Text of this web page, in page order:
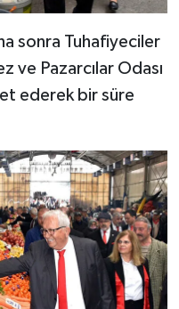
sonra Tuhafiyeciler
ve Pazarcılar Odası
ederek bir süre